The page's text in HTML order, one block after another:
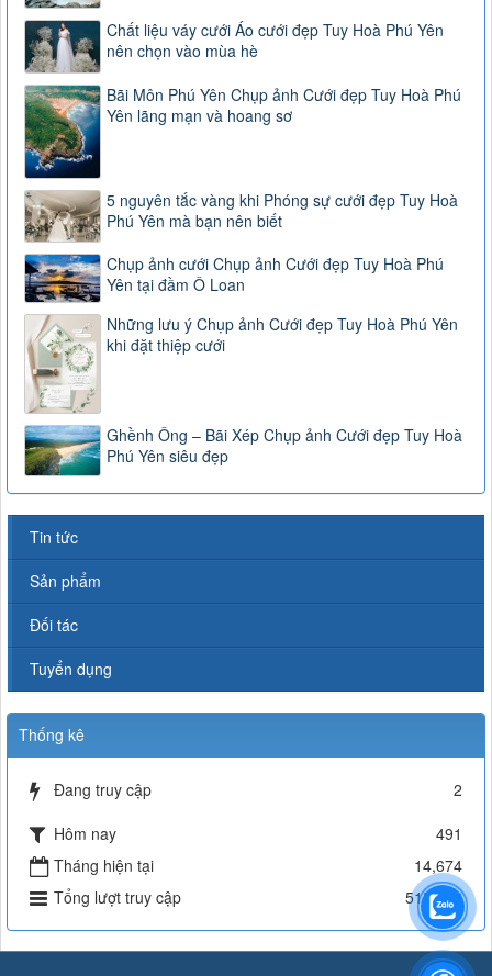
Chất liệu váy cưới Áo cưới đẹp Tuy Hoà Phú Yên
nên chọn vào mùa hè
Bãi Môn Phú Yên Chụp ảnh Cưới đẹp Tuy Hoà Phú
Yên lãng mạn và hoang sơ
5 nguyên tắc vàng khi Phóng sự cưới đẹp Tuy Hoà
Phú Yên mà bạn nên biết
Chụp ảnh cưới Chụp ảnh Cưới đẹp Tuy Hoà Phú
Yên tại đầm Ô Loan
Những lưu ý Chụp ảnh Cưới đẹp Tuy Hoà Phú Yên
khi đặt thiệp cưới
Ghềnh Ông – Bãi Xép Chụp ảnh Cưới đẹp Tuy Hoà
Phú Yên siêu đẹp
Tin tức
Sản phẩm
Đối tác
Tuyển dụng
Thống kê
Đang truy cập
2
Hôm nay
491
Tháng hiện tại
14,674
Tổng lượt truy cập
515,636